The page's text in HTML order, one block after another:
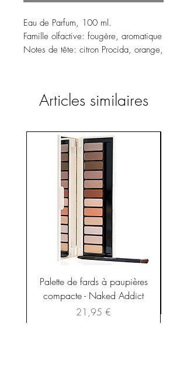
Eau de Parfum, 100 ml.
Famille olfactive: fougère, aromatique
Notes de tête: citron Procida, orange,
cèdre, jasmin gras, muscade.
Notes de fond: patchouli, larmes
Pour un homme inattendu, électrisant,
décisif, élégant.
Articles similaires
Palette de fards à paupières
compacte - Naked Addict
Prix
21,95 €